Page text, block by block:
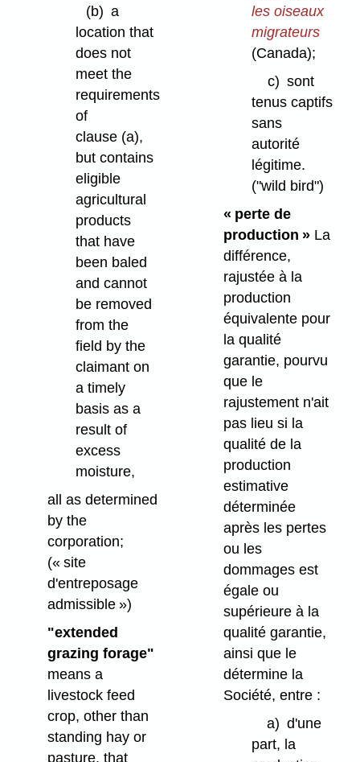
(b) a
location that
does not
meet the
requirements
of
clause (a),
but contains
eligible
agricultural
products
that have
been baled
and cannot
be removed
from the
field by the
claimant on
a timely
basis as a
result of
excess
moisture,
all as determined
by the
corporation;
(« site
d'entreposage
admissible »)
"extended
grazing forage"
means a
livestock feed
crop, other than
standing hay or
pasture, that
les oiseaux
migrateurs
(Canada);
c) sont
tenus captifs
sans
autorité
légitime.
("wild bird")
« perte de
production »La
différence,
rajustée à la
production
équivalente pour
la qualité
garantie, pourvu
que le
rajustement n'ait
pas lieu si la
qualité de la
production
estimative
déterminée
après les pertes
ou les
dommages est
égale ou
supérieure à la
qualité garantie,
ainsi que le
détermine la
Société, entre :
a) d'une
part, la